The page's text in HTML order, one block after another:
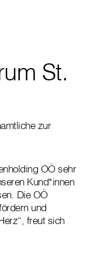
St.
zur
OÖ sehr
Kund*innen
Die OÖ
und
freut sich